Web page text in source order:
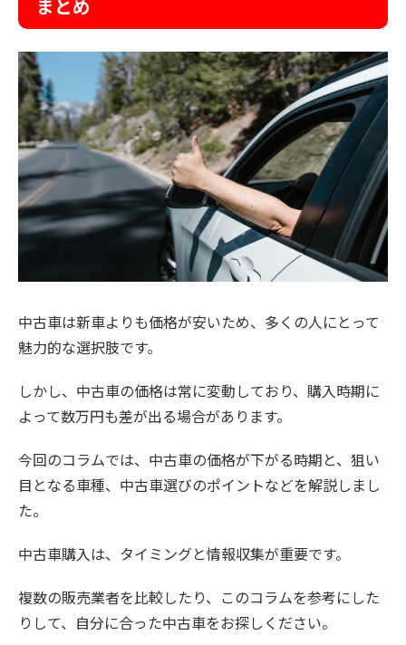
まとめ
中古車は新車よりも価格が安いため、多くの人にとって
魅力的な選択肢です。
しかし、中古車の価格は常に変動しており、購入時期に
よって数万円も差が出る場合があります。
今回のコラムでは、中古車の価格が下がる時期と、狙い
目となる車種、中古車選びのポイントなどを解説しまし
た。
中古車購入は、タイミングと情報収集が重要です。
複数の販売業者を比較したり、このコラムを参考にした
りして、自分に合った中古車をお探しください。